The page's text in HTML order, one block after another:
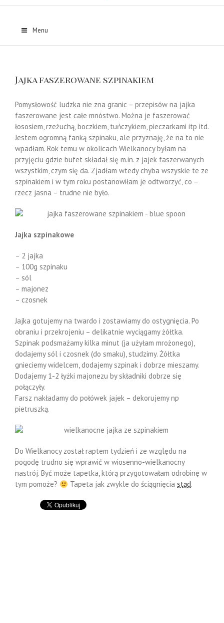
Menu
Jajka faszerowane szpinakiem
Pomysłowość ludzka nie zna granic – przepisów na jajka
faszerowane jest całe mnóstwo. Można je faszerować
łososiem, rzeżuchą, boczkiem, tuńczykiem, pieczarkami itp itd.
Jestem ogromną fanką szpinaku, ale przyznaję, że na to nie
wpadłam. Rok temu w okolicach Wielkanocy byłam na
przyjęciu gdzie bufet składał się m.in. z jajek faszerwanych
wszystkim, czym się da. Zjadłam wtedy chyba wszyskie te ze
szpinakiem i w tym roku postanowiłam je odtworzyć, co –
rzecz jasna – trudne nie było.
Jajka szpinakowe
– 2 jajka
– 100g szpinaku
– sól
– majonez
– czosnek
Jajka gotujemy na twardo i zostawiamy do ostygnięcia. Po
obraniu i przekrojeniu – delikatnie wyciągamy żółtka.
Szpinak podsmażamy kilka minut (ja użyłam mrożonego),
dodajemy sól i czosnek (do smaku), studzimy. Żółtka
gnieciemy widelcem, dodajemy szpinak i dobrze mieszamy.
Dodajemy 1-2 łyżki majonezu by składniki dobrze się
połączyły.
Farsz nakładamy do połówek jajek – dekorujemy np
pietruszką.
Do Wielkanocy został raptem tydzień i ze względu na
pogodę trudno się wprawić w wiosenno-wielkanocny
nastrój. Być może tapetka, którą przygotowałam odrobinę w
tym pomoże?
Tapeta jak zwykle do ściągnięciastąd.